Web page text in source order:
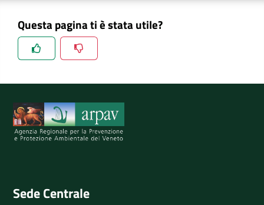
Questa pagina ti è stata utile?
Spiegaci perchè, e aiutaci a migliorare il servizio
Sede Centrale